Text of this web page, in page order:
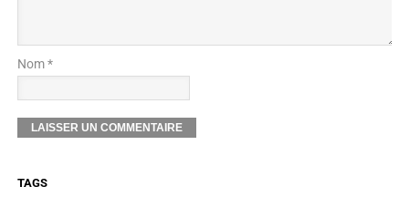
Nom *
TAGS